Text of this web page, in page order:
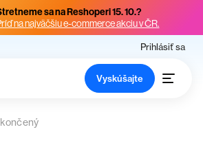
sa na Reshoperi 15. 10.?
na najväčšiu e-commerce akciu v ČR.
Prihlásiť sa
Vyskúšajte